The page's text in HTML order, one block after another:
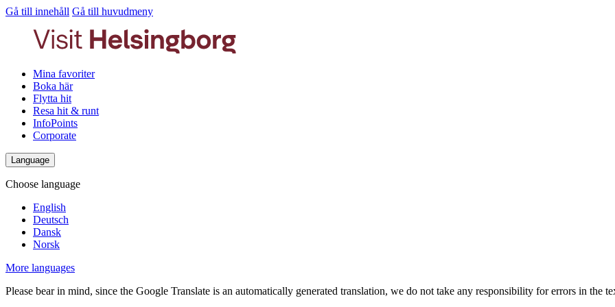
Gå till innehåll Gå till huvudmeny
Mina favoriter
Boka här
Flytta hit
Resa hit & runt
InfoPoints
Corporate
Language
Choose language
English
Deutsch
Dansk
Norsk
More languages
Please bear in mind, since the Google Translate is an automatically generated translation, we do not take any responsibility for errors in the